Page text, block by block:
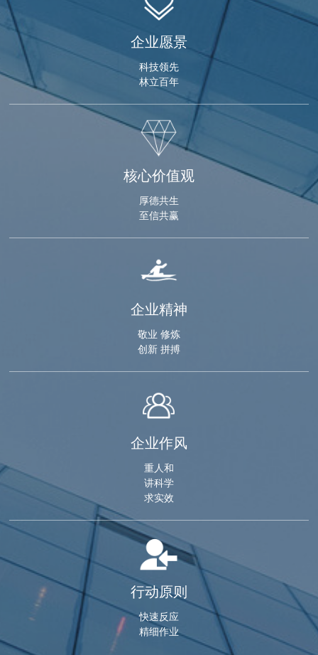
企业愿景
科技领先
林立百年
核心价值观
厚德共生
至信共赢
企业精神
敬业 修炼
创新 拼搏
企业作风
重人和
讲科学
求实效
行动原则
快速反应
精细作业